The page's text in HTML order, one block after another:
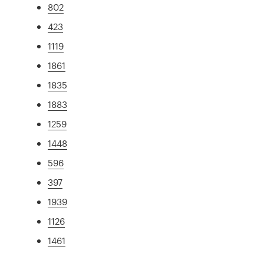
802
423
1119
1861
1835
1883
1259
1448
596
397
1939
1126
1461